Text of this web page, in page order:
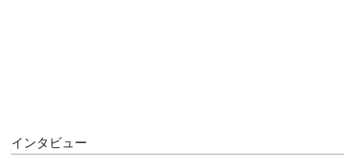
インタビュー